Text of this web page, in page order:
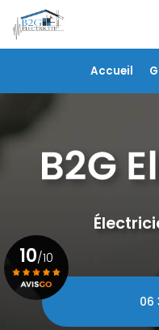
au
contenu
principal
Accueil
06
10/10
Voir le certificat